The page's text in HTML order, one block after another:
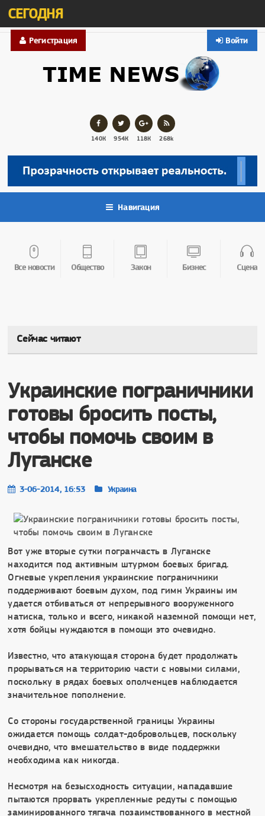
СЕГОДНЯ
Войти
Регистрация
140К 954К 118К 268k
Навигация
Все новости Общество Закон Бизнес Сцена
Сейчас читают
Украинские пограничники
готовы бросить посты,
чтобы помочь своим в
Луганске
3-06-2014, 16:53 Украина
Вот уже вторые сутки погранчасть в Луганске
находится под активным штурмом боевых бригад.
Огневые укрепления украинские пограничники
поддерживают боевым духом, под гимн Украины им
удается отбиваться от непрерывного вооруженного
натиска, только и всего, никакой наземной помощи нет,
хотя бойцы нуждаются в помощи это очевидно.
Известно, что атакующая сторона будет продолжать
прорываться на территорию части с новыми силами,
поскольку в рядах боевых ополченцев наблюдается
значительное пополнение.
Со стороны государственной границы Украины
ожидается помощь солдат-добровольцев, поскольку
очевидно, что вмешательство в виде поддержки
необходима как никогда.
Несмотря на безысходность ситуации, нападавшие
пытаются прорвать укрепленные редуты с помощью
заминированного тягача позаимствованного в местной